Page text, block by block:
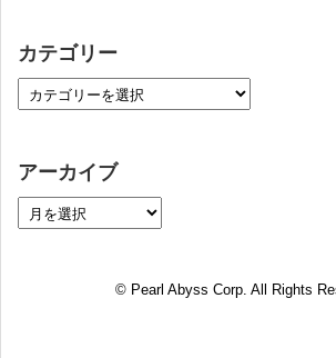
カテゴリー
アーカイブ
© Pearl Abyss Corp. All Rights